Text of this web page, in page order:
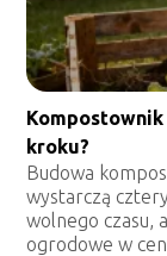
kroku?
Budowa
wystarczą
wolnego czasu,
ogrodowe w